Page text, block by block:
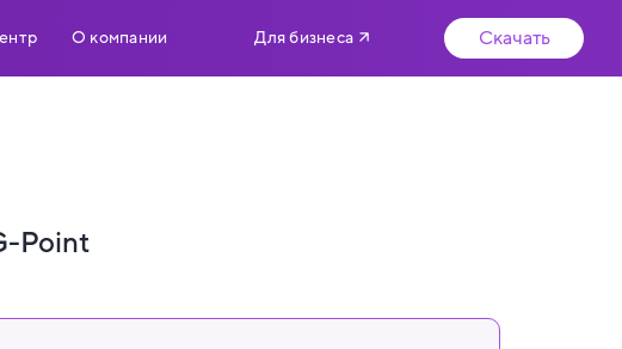
О компании Для бизнеса Скачать
Point